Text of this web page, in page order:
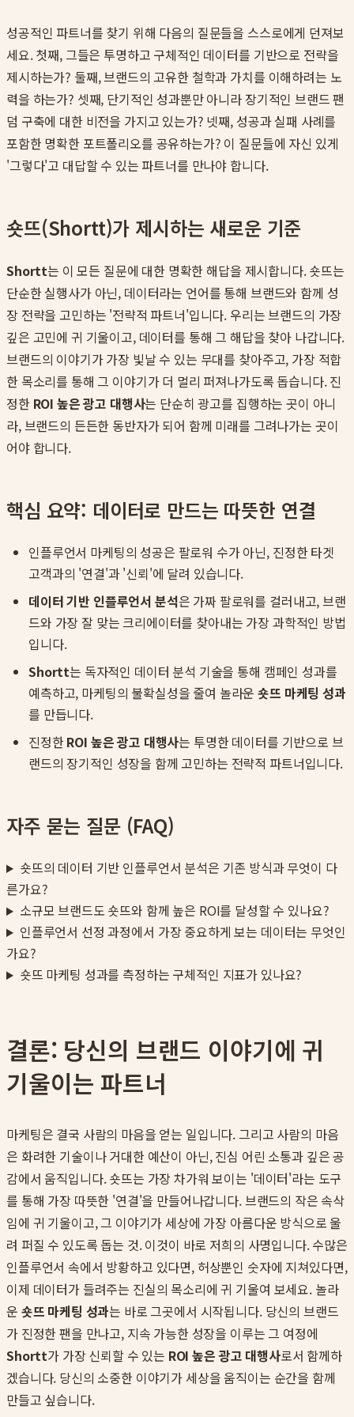
성공적인 파트너를 찾기 위해 다음의 질문들을 스스로에게 던져보
세요. 첫째, 그들은 투명하고 구체적인 데이터를 기반으로 전략을
제시하는가? 둘째, 브랜드의 고유한 철학과 가치를 이해하려는 노
력을 하는가? 셋째, 단기적인 성과뿐만 아니라 장기적인 브랜드 팬
덤 구축에 대한 비전을 가지고 있는가? 넷째, 성공과 실패 사례를
포함한 명확한 포트폴리오를 공유하는가? 이 질문들에 자신 있게
'그렇다'고 대답할 수 있는 파트너를 만나야 합니다.
숏뜨(Shortt)가 제시하는 새로운 기준
Shortt는 이 모든 질문에 대한 명확한 해답을 제시합니다. 숏뜨는
단순한 실행사가 아닌, 데이터라는 언어를 통해 브랜드와 함께 성
장 전략을 고민하는 '전략적 파트너'입니다. 우리는 브랜드의 가장
깊은 고민에 귀 기울이고, 데이터를 통해 그 해답을 찾아 나갑니다.
브랜드의 이야기가 가장 빛날 수 있는 무대를 찾아주고, 가장 적합
한 목소리를 통해 그 이야기가 더 멀리 퍼져나가도록 돕습니다. 진
정한 ROI 높은 광고 대행사는 단순히 광고를 집행하는 곳이 아니
라, 브랜드의 든든한 동반자가 되어 함께 미래를 그려나가는 곳이
어야 합니다.
핵심 요약: 데이터로 만드는 따뜻한 연결
인플루언서 마케팅의 성공은 팔로워 수가 아닌, 진정한 타겟
고객과의 '연결'과 '신뢰'에 달려 있습니다.
데이터 기반 인플루언서 분석은 가짜 팔로워를 걸러내고, 브랜
드와 가장 잘 맞는 크리에이터를 찾아내는 가장 과학적인 방법
입니다.
Shortt는 독자적인 데이터 분석 기술을 통해 캠페인 성과를
예측하고, 마케팅의 불확실성을 줄여 놀라운숏뜨 마케팅 성과
를 만듭니다.
진정한ROI 높은 광고 대행사는 투명한 데이터를 기반으로 브
랜드의 장기적인 성장을 함께 고민하는 전략적 파트너입니다.
자주 묻는 질문 (FAQ)
숏뜨의 데이터 기반 인플루언서 분석은 기존 방식과 무엇이 다
른가요?
소규모 브랜드도 숏뜨와 함께 높은 ROI를 달성할 수 있나요?
인플루언서 선정 과정에서 가장 중요하게 보는 데이터는 무엇인
가요?
숏뜨 마케팅 성과를 측정하는 구체적인 지표가 있나요?
결론: 당신의 브랜드 이야기에 귀
기울이는 파트너
마케팅은 결국 사람의 마음을 얻는 일입니다. 그리고 사람의 마음
은 화려한 기술이나 거대한 예산이 아닌, 진심 어린 소통과 깊은 공
감에서 움직입니다. 숏뜨는 가장 차가워 보이는 '데이터'라는 도구
를 통해 가장 따뜻한 '연결'을 만들어나갑니다. 브랜드의 작은 속삭
임에 귀 기울이고, 그 이야기가 세상에 가장 아름다운 방식으로 울
려 퍼질 수 있도록 돕는 것. 이것이 바로 저희의 사명입니다. 수많은
인플루언서 속에서 방황하고 있다면, 허상뿐인 숫자에 지쳐있다면,
이제 데이터가 들려주는 진실의 목소리에 귀 기울여 보세요. 놀라
운 숏뜨 마케팅 성과는 바로 그곳에서 시작됩니다. 당신의 브랜드
가 진정한 팬을 만나고, 지속 가능한 성장을 이루는 그 여정에
Shortt가 가장 신뢰할 수 있는 ROI 높은 광고 대행사로서 함께하
겠습니다. 당신의 소중한 이야기가 세상을 움직이는 순간을 함께
만들고 싶습니다.